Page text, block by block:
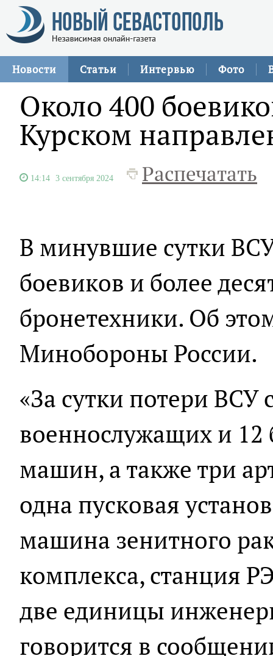
Новости Статьи Интервью Фото
Около 400
Курском
14:14 3 сентября 2024 Распечатать
В минувшие сутки
боевиков и более
бронетехники. Об
Минобороны России.
«За сутки потери ВСУ
военнослужащих и
машин, а также три
одна пусковая
машина зенитного
комплекса, станция
две единицы
говорится в